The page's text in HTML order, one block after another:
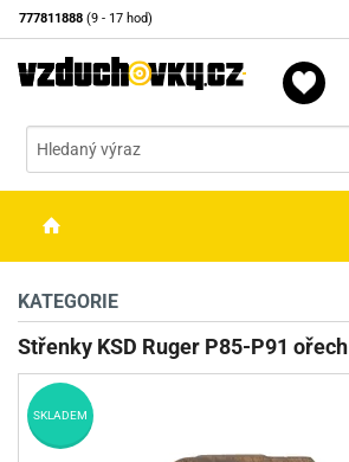
777811888 (9 - 17 hod)
OPTIKA
STŘELIVO
PŘÍSLUŠENSTVÍ
KATEGORIE
Střenky KSD Ruger P85-P91 ořech
SKLADEM